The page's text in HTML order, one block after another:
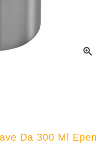

Da 300 Ml Epen